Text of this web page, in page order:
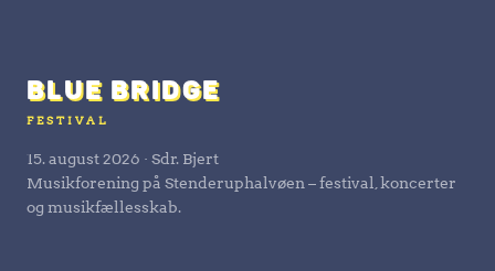
BLUE BRIDGE
FESTIVAL
15. august 2026 · Sdr. Bjert
Musikforening på Stenderuphalvøen – festival, koncerter
og musikfællesskab.